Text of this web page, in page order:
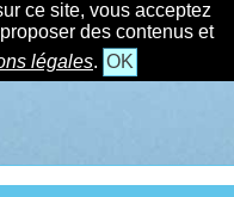
ce site, vous acceptez
des contenus et
légales. OK